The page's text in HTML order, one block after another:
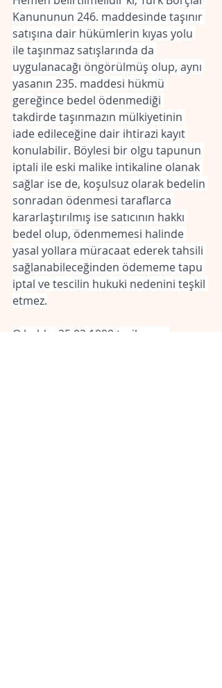
Kanununun 246. maddesinde taşınır
satışına dair hükümlerin kıyas yolu
ile taşınmaz satışlarında da
uygulanacağı öngörülmüş olup, aynı
yasanın 235. maddesi hükmü
gereğince bedel ödenmediği
takdirde taşınmazın mülkiyetinin
iade edileceğine dair ihtirazi kayıt
konulabilir. Böylesi bir olgu tapunun
iptali ile eski malike intikaline olanak
sağlar ise de, koşulsuz olarak bedelin
sonradan ödenmesi taraflarca
kararlaştırılmış ise satıcının hakkı
bedel olup, ödenmemesi halinde
yasal yollara müracaat ederek tahsili
sağlanabileceğinden ödememe tapu
iptal ve tescilin hukuki nedenini teşkil
etmez.
O halde, 25.02.1999 tarih ve ...